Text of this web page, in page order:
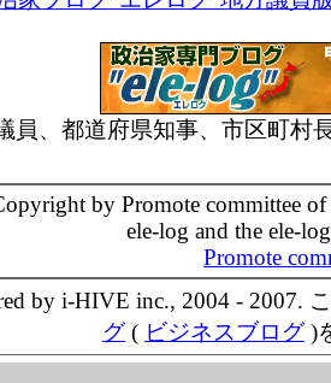
員、都道府県知事、市区町村
by Promote committee
ele-log and the ele-
Promote
by i-HIVE inc., 2004 - 2007.
グ( ビジネスブログ)